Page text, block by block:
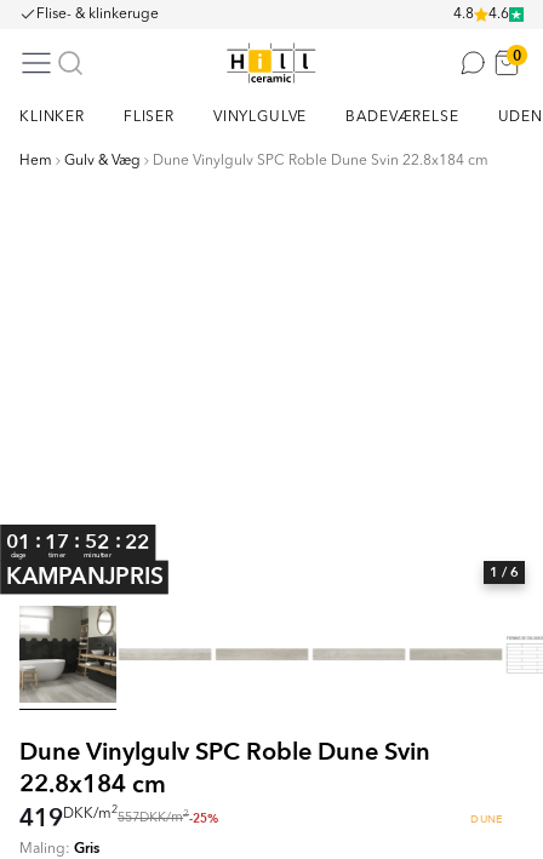
Flise- & klinkeruge 4.8 4.6
0
KLINKER FLISER VINYLGULVE BADEVÆRELSE
Hem Gulv & Væg Dune Vinylgulv SPC Roble Dune Svin 22.8x184 cm
01
dage
: 17
timer
: 52
minutter
: 22
KAMPANJPRIS 1 / 6
Dune Vinylgulv SPC Roble Dune Svin
22.8x184 cm
419DKK/m2
557DKK/m2-25% DUNE
Maling: Gris